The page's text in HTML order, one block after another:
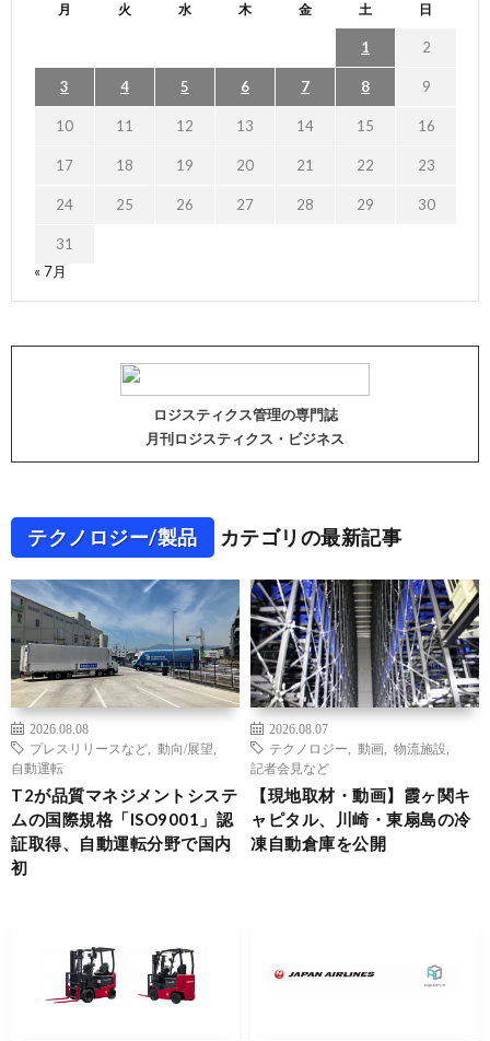
月 火 水 木 金 土 日
1 2
3 4 5 6 7 8 9
10 11 12 13 14 15 16
17 18 19 20 21 22 23
24 25 26 27 28 29 30
31
« 7月
ロジスティクス管理の専門誌
月刊ロジスティクス・ビジネス
テクノロジー/製品 カテゴリの最新記事
2026.08.08
プレスリリースなど
動向/展望
自動運転
T2が品質マネジメントシステ
ムの国際規格「ISO9001」認
証取得、自動運転分野で国内
初
2026.08.07
テクノロジー
動画 物流施設
記者会見など
【現地取材・動画】霞ヶ関キ
ャピタル、川崎・東扇島の冷
凍自動倉庫を公開